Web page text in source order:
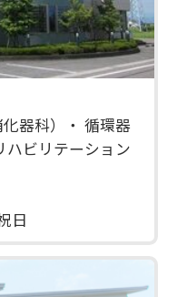
器科）・ 循環器
ハビリテーション
日